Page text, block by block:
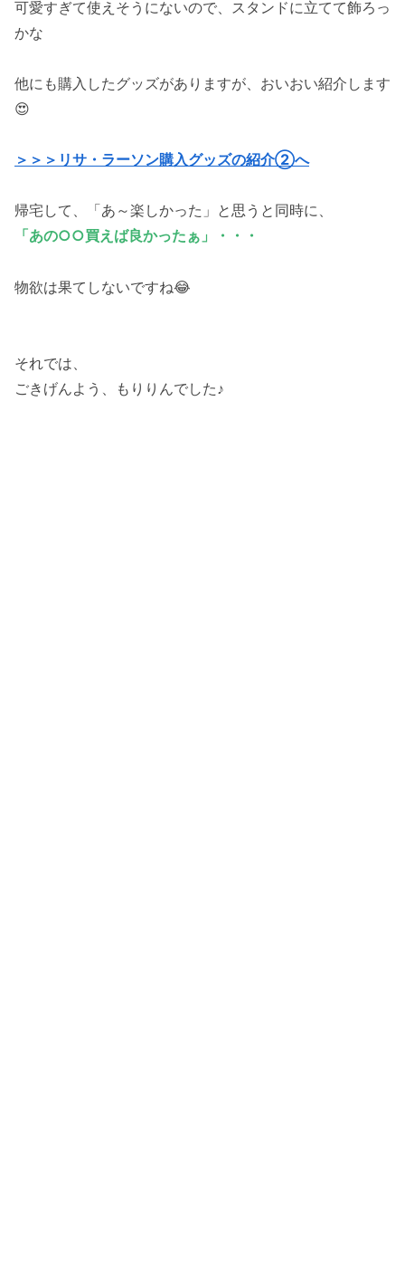
可愛すぎて使えそうにないので、スタンドに立てて飾ろっ
かな
他にも購入したグッズがありますが、おいおい紹介します
😍
＞＞＞リサ・ラーソン購入グッズの紹介②へ
帰宅して、「あ～楽しかった」と思うと同時に、
「あの○○買えば良かったぁ」・・・
物欲は果てしないですね😂
それでは、
ごきげんよう、もりりんでした♪